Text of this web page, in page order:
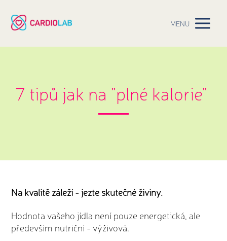
MENU
7 tipů jak na "plné kalorie"
Na kvalitě záleží - jezte skutečné živiny.
Hodnota vašeho jídla není pouze energetická, ale
především nutriční - výživová.